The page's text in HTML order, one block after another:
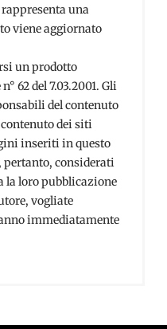
una
viene aggiornato
un prodotto
62 del 7.03.2001. Gli
del contenuto
dei siti
inseriti in questo
pertanto, considerati
la loro pubblicazione
vogliate
immediatamente